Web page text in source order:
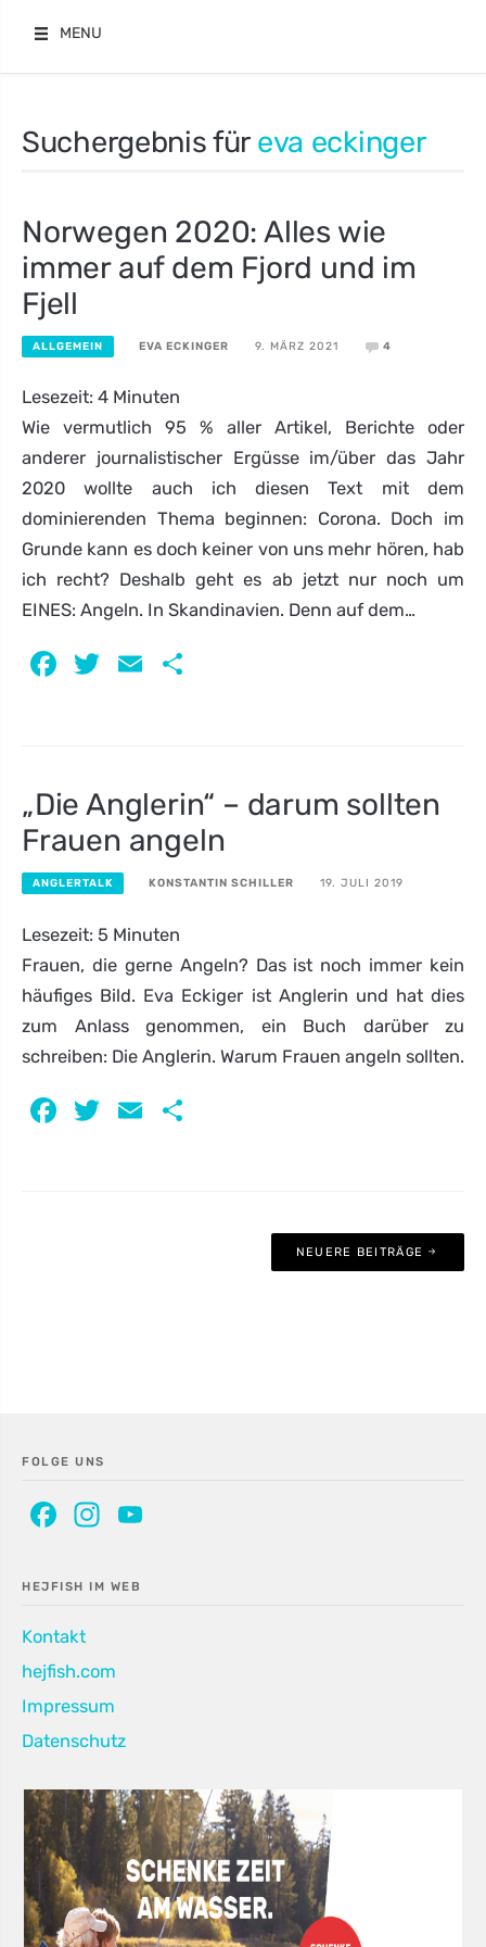
MENU
Suchergebnis für eva eckinger
Norwegen 2020: Alles wie
immer auf dem Fjord und im
Fjell
ALLGEMEIN EVA ECKINGER 9. MÄRZ 2021 4
Lesezeit: 4 Minuten
Wie vermutlich 95 % aller Artikel, Berichte oder
anderer journalistischer Ergüsse im/über das Jahr
2020 wollte auch ich diesen Text mit dem
dominierenden Thema beginnen: Corona. Doch im
Grunde kann es doch keiner von uns mehr hören, hab
ich recht? Deshalb geht es ab jetzt nur noch um
EINES: Angeln. In Skandinavien. Denn auf dem…
Facebook
Twitter
Email
„Die Anglerin“ – darum sollten
Frauen angeln
ANGLERTALK KONSTANTIN SCHILLER 19. JULI 2019
Lesezeit: 5 Minuten
Frauen, die gerne Angeln? Das ist noch immer kein
häufiges Bild. Eva Eckiger ist Anglerin und hat dies
zum Anlass genommen, ein Buch darüber zu
schreiben: Die Anglerin. Warum Frauen angeln sollten.
Facebook
Twitter
Email
NEUERE BEITRÄGE
FOLGE UNS
Facebook
Instagram
HEJFISH IM WEB
Kontakt
hejfish.com
Impressum
Datenschutz